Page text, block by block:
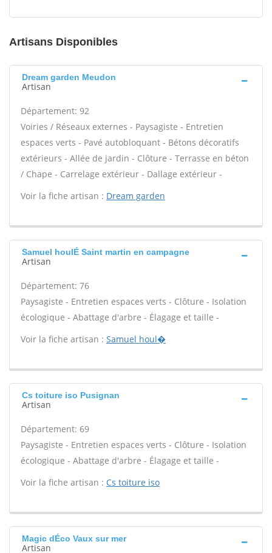
Artisans Disponibles
Dream garden Meudon
Artisan
Département: 92
Voiries / Réseaux externes - Paysagiste - Entretien
espaces verts - Pavé autobloquant - Bétons décoratifs
extérieurs - Allée de jardin - Clôture - Terrasse en béton
/ Chape - Carrelage extérieur - Dallage extérieur -
Voir la fiche artisan : Dream garden
Samuel houlÉ Saint martin en campagne
Artisan
Département: 76
Paysagiste - Entretien espaces verts - Clôture - Isolation
écologique - Abattage d'arbre - Élagage et taille -
Voir la fiche artisan : Samuel houl�
Cs toiture iso Pusignan
Artisan
Département: 69
Paysagiste - Entretien espaces verts - Clôture - Isolation
écologique - Abattage d'arbre - Élagage et taille -
Voir la fiche artisan : Cs toiture iso
Magic dÉco Vaux sur mer
Artisan